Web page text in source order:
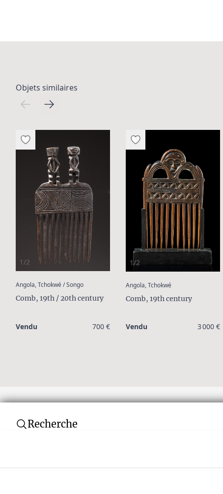
Objets similaires
1/2
Angola, Tchokwé / Songo:
Comb, 19th / 20th century
Vendu 700 €
1/2
Angola, Tchokwé:
Comb, 19th century
Vendu 3 000 €
Recherche